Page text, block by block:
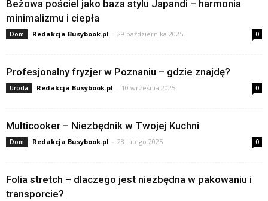
Beżowa pościel jako baza stylu Japandi – harmonia
minimalizmu i ciepła
Dom Redakcja Busybook.pl - 29 października 2025 0
Profesjonalny fryzjer w Poznaniu – gdzie znajdę?
Uroda Redakcja Busybook.pl - 10 września 2025 0
Multicooker – Niezbędnik w Twojej Kuchni
Dom Redakcja Busybook.pl - 28 lutego 2025 0
Folia stretch – dlaczego jest niezbędna w pakowaniu i
transporcie?